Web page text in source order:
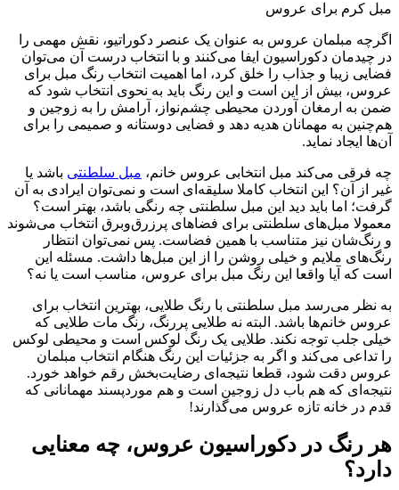
مبل کرم برای عروس
اگرچه مبلمان عروس به عنوان یک عنصر دکوراتیو، نقش مهمی را
در چیدمان دکوراسیون ایفا می‌کنند و با انتخاب درست آن می‌توان
فضایی زیبا و جذاب را خلق کرد، اما اهمیت انتخاب رنگ مبل برای
عروس، بیش از این‌ است و این رنگ باید به نحوی انتخاب شود که
ضمن به ارمغان آوردن محیطی چشم‌نواز، آرامش را به زوجین و
هم‌چنین به مهمانان هدیه دهد و فضایی دوستانه و صمیمی را برای
آن‌ها ایجاد نماید.
چه فرقی می‌کند مبل انتخابی عروس خانم، مبل سلطنتی باشد یا
غیر از آن؟ این انتخاب کاملا سلیقه‌ای است و نمی‌توان ایرادی به آن
گرفت؛ اما باید دید این مبل سلطنتی چه رنگی باشد، بهتر است؟
معمولا مبل‌های سلطنتی برای فضاهای پر‌زرق‌و‌برق انتخاب می‌شوند
و رنگ‌شان نیز متناسب با همین فضاست. پس نمی‌توان انتظار
رنگ‌های ملایم و خیلی روشن را از این مبل‌ها داشت. مسئله این
است که آیا واقعا این رنگ مبل برای عروس، مناسب است یا نه؟
به نظر می‌رسد مبل سلطنتی با رنگ‌ طلایی، بهترین انتخاب برای
عروس خانم‌ها باشد. البته نه طلایی پر‌‌رنگ، رنگ مات طلایی که
خیلی جلب توجه نکند. طلایی یک رنگ لوکس است و محیطی لوکس
را تداعی می‌کند و اگر به جزئیات این رنگ هنگام انتخاب مبلمان
عروس دقت شود، قطعا نتیجه‌ای رضایت‌بخش رقم خواهد خورد.
نتیجه‌ای که هم باب دل زوجین است و هم مورد‌پسند مهمانانی که
قدم در خانه تازه عروس می‌گذارند!
هر رنگ در دکوراسیون عروس، چه معنایی
دارد؟